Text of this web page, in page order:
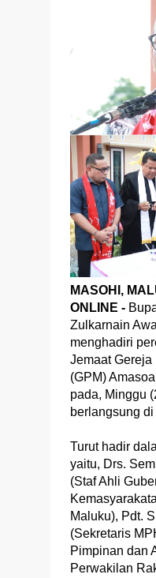
MASOHI,
ONLINE -
Zulkarnain
menghadiri
Jemaat Gereja
(GPM)
pada, Minggu
berlangsung
Turut hadir
yaitu, Drs.
(Staf Ahli
Maluku), Pdt.
(Sekretaris
Pimpinan dan
Perwakilan